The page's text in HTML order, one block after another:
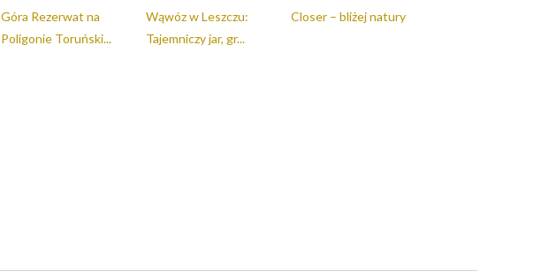
Góra Rezerwat na
Poligonie Toruński...
Wąwóz w Leszczu:
Tajemniczy jar, gr...
Closer – bliżej natury